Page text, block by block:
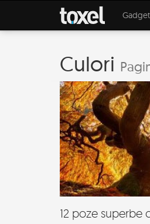
Gadget
Culori
12 poze superbe